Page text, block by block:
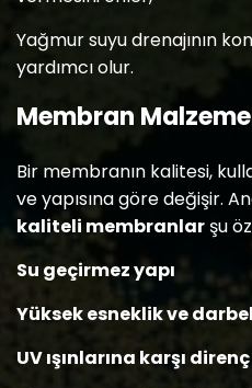
Yağmur suyu drenajının
yardımcı olur.
Membran
Bir membranın kalitesi,
ve yapısına göre değişir.
kaliteli membranlarşu
Su geçirmez yapı
Yüksek esneklik ve
UV ışınlarına karşı direnç